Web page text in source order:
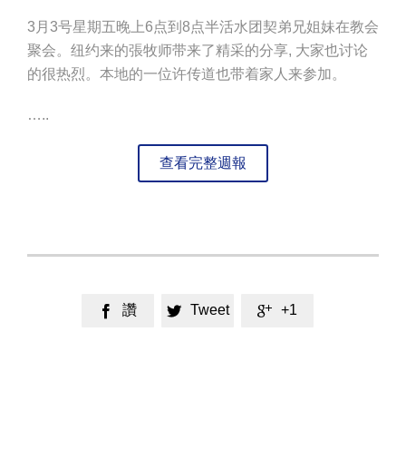
3月3号星期五晚上6点到8点半活水团契弟兄姐妹在教会
聚会。纽约来的張牧师带来了精采的分享, 大家也讨论
的很热烈。本地的一位许传道也带着家人来参加。
…..
查看完整週報
 讚  Tweet  +1